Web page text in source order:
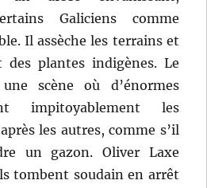
Galiciens comme
Il assèche les terrains et
plantes indigènes. Le
scène où d’énormes
impitoyablement les
les autres, comme s’il
un gazon. Oliver Laxe
tombent soudain en arrêt